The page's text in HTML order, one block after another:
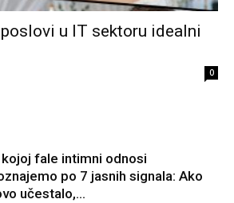
u IT sektoru idealni
0
kojoj fale intimni odnosi
po 7 jasnih signala: Ako
učestalo,...